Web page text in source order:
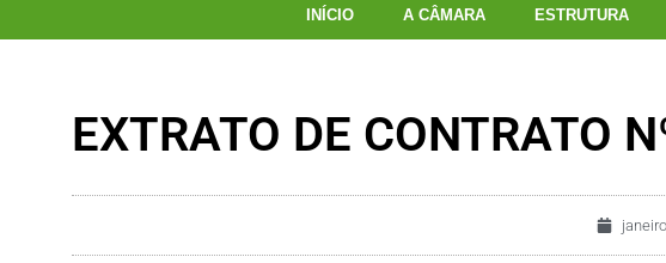
INÍCIO A CÂMARA ESTRUTURA
EXTRATO DE CONTRATO